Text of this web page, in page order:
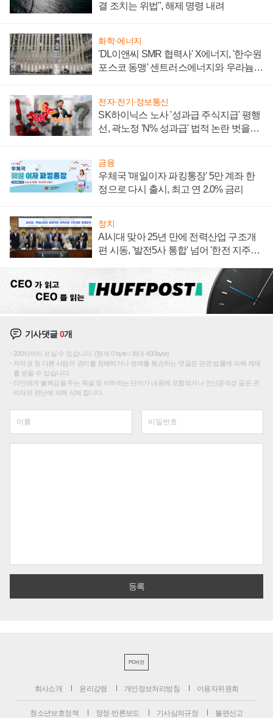
결 조치는 위법", 해제 명령 내려
화학·에너지
'DL이앤씨 SMR 협력사' X에너지, '한수원
포스코 동맹' 센트러스에너지와 우라늄
전자·전기·정보통신
SK하이닉스 노사 '성과급 주식지급' 평행
선, 곽노정 'N% 성과급' 법적 논란 벗을지
금융
우체국 '매일이자 파킹통장' 5만 계좌 한
정으로 다시 출시, 최고 연 2.0% 금리
정치
AI시대 맞아 25년 만에 전력산업 구조개
편 시동, '발전5사 통합' 넘어 '한전 지주사'
기사댓글0개
200자까지 쓰실 수 있습니다. (현재 0 byte / 최대 400byte)
저작권 등 다른 사람의 권리를 침해하거나 명예를 훼손하는 댓글은 관련 법률에 의해 제재
를 받을 수 있습니다.
타인에게 불쾌감을 주는 욕설 등 비하하는 단어가 내용에 포함되거나 인신공격성 글은 관
리자의 판단에 의해 삭제 합니다.
PC버전
회사소개 윤리강령 개인정보처리방침 이용자위원회
청소년보호정책 정정·반론보도 기사심의규정 불편신고